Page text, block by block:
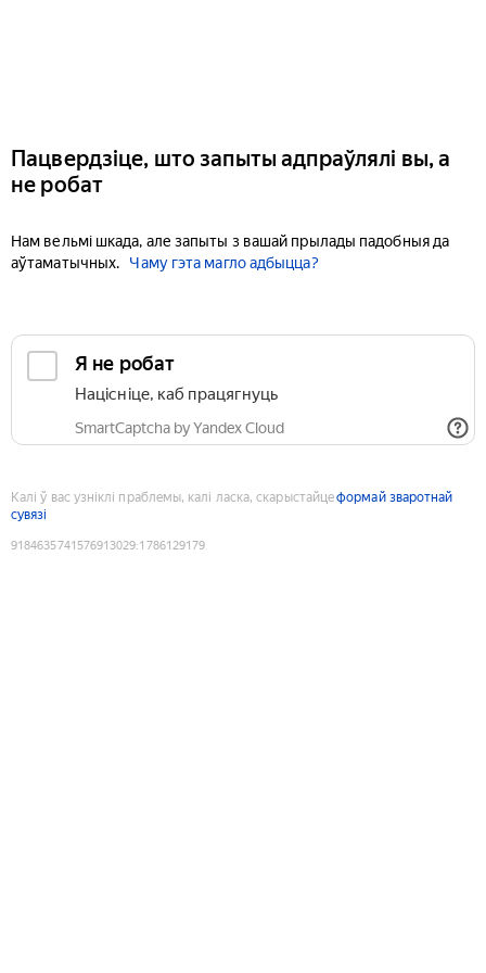
Пацвердзіце, што запыты адпраўлялі вы, а
не робат
Нам вельмі шкада, але запыты з вашай прылады падобныя да
аўтаматычных.
Чаму гэта магло адбыцца?
Я не робат
Націсніце, каб працягнуць
SmartCaptcha by Yandex Cloud
Калі ў вас узніклі праблемы, калі ласка, скарыстайцеформай зваротнай
сувязі
9184635741576913029:1786129179